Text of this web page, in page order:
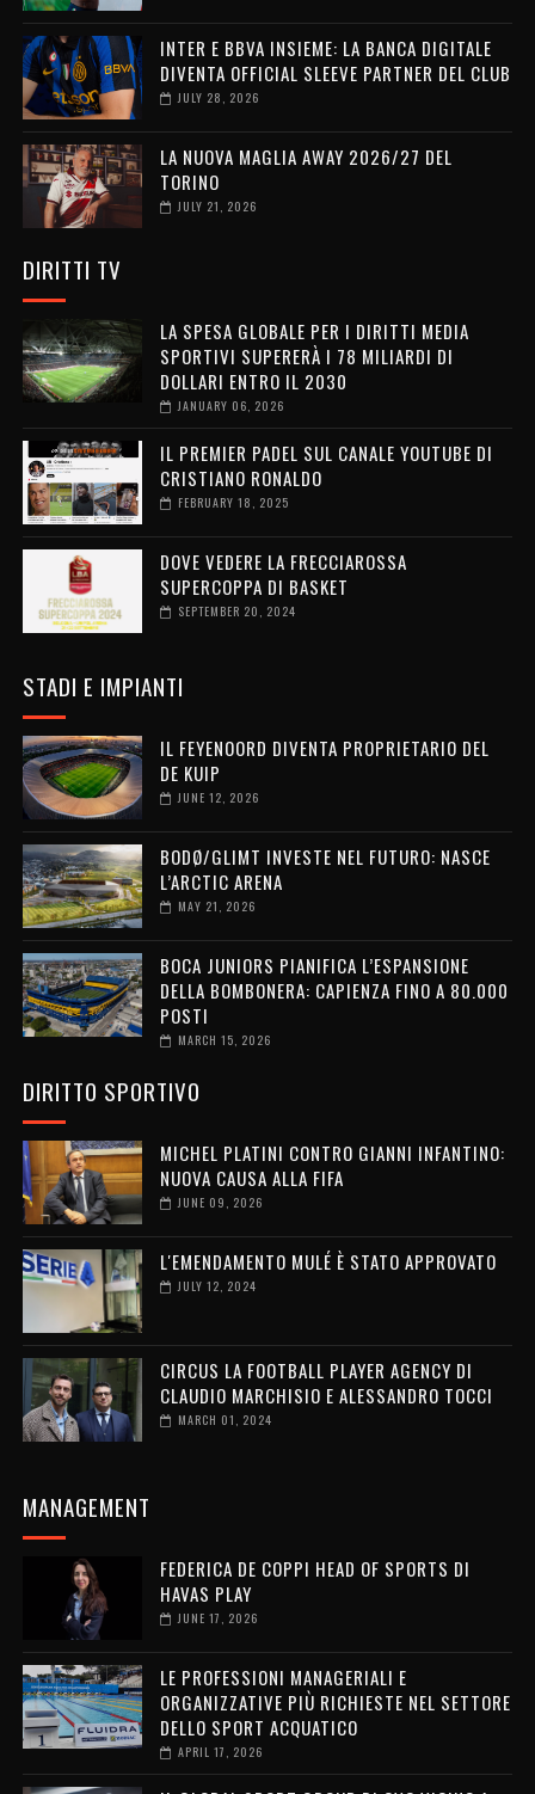
INTER E BBVA INSIEME: LA BANCA DIGITALE
DIVENTA OFFICIAL SLEEVE PARTNER DEL CLUB
JULY 28, 2026
LA NUOVA MAGLIA AWAY 2026/27 DEL
TORINO
JULY 21, 2026
DIRITTI TV
LA SPESA GLOBALE PER I DIRITTI MEDIA
SPORTIVI SUPERERÀ I 78 MILIARDI DI
DOLLARI ENTRO IL 2030
JANUARY 06, 2026
IL PREMIER PADEL SUL CANALE YOUTUBE DI
CRISTIANO RONALDO
FEBRUARY 18, 2025
DOVE VEDERE LA FRECCIAROSSA
SUPERCOPPA DI BASKET
SEPTEMBER 20, 2024
STADI E IMPIANTI
IL FEYENOORD DIVENTA PROPRIETARIO DEL
DE KUIP
JUNE 12, 2026
BODØ/GLIMT INVESTE NEL FUTURO: NASCE
L’ARCTIC ARENA
MAY 21, 2026
BOCA JUNIORS PIANIFICA L’ESPANSIONE
DELLA BOMBONERA: CAPIENZA FINO A 80.000
POSTI
MARCH 15, 2026
DIRITTO SPORTIVO
MICHEL PLATINI CONTRO GIANNI INFANTINO:
NUOVA CAUSA ALLA FIFA
JUNE 09, 2026
L'EMENDAMENTO MULÉ È STATO APPROVATO
JULY 12, 2024
CIRCUS LA FOOTBALL PLAYER AGENCY DI
CLAUDIO MARCHISIO E ALESSANDRO TOCCI
MARCH 01, 2024
MANAGEMENT
FEDERICA DE COPPI HEAD OF SPORTS DI
HAVAS PLAY
JUNE 17, 2026
LE PROFESSIONI MANAGERIALI E
ORGANIZZATIVE PIÙ RICHIESTE NEL SETTORE
DELLO SPORT ACQUATICO
APRIL 17, 2026